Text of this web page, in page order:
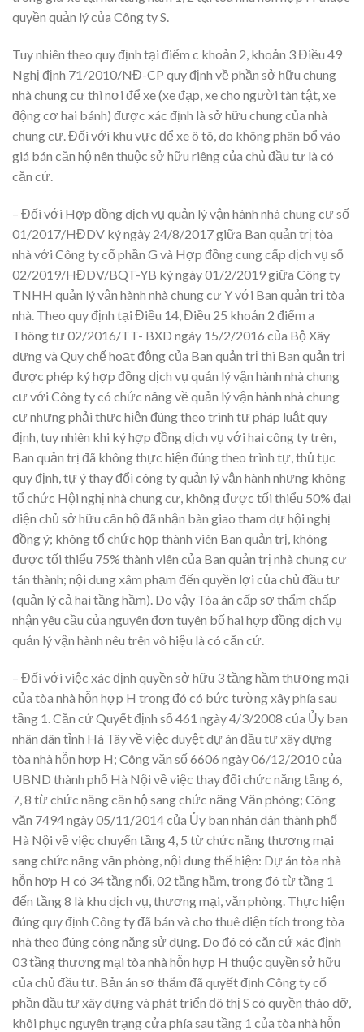
quyền quản lý của Công ty S.
Tuy nhiên theo quy định tại điểm c khoản 2, khoản 3 Điều 49
Nghị định 71/2010/NĐ-CP quy định về phần sở hữu chung
nhà chung cư thì nơi để xe (xe đạp, xe cho người tàn tật, xe
động cơ hai bánh) được xác định là sở hữu chung của nhà
chung cư. Đối với khu vực để xe ô tô, do không phân bổ vào
giá bán căn hộ nên thuộc sở hữu riêng của chủ đầu tư là có
căn cứ.
– Đối với Hợp đồng dịch vụ quản lý vận hành nhà chung cư số
01/2017/HĐDV ký ngày 24/8/2017 giữa Ban quản trị tòa
nhà với Công ty cổ phần G và Hợp đồng cung cấp dịch vụ số
02/2019/HĐDV/BQT-YB ký ngày 01/2/2019 giữa Công ty
TNHH quản lý vận hành nhà chung cư Y với Ban quản trị tòa
nhà. Theo quy định tại Điều 14, Điều 25 khoản 2 điểm a
Thông tư 02/2016/TT- BXD ngày 15/2/2016 của Bộ Xây
dựng và Quy chế hoạt động của Ban quản trị thì Ban quản trị
được phép ký hợp đồng dịch vụ quản lý vận hành nhà chung
cư với Công ty có chức năng về quản lý vận hành nhà chung
cư nhưng phải thực hiện đúng theo trình tự pháp luật quy
định, tuy nhiên khi ký hợp đồng dịch vụ với hai công ty trên,
Ban quản trị đã không thực hiện đúng theo trình tự, thủ tục
quy định, tự ý thay đổi công ty quản lý vận hành nhưng không
tổ chức Hội nghị nhà chung cư, không được tối thiểu 50% đại
diện chủ sở hữu căn hộ đã nhận bàn giao tham dự hội nghị
đồng ý; không tổ chức họp thành viên Ban quản trị, không
được tối thiểu 75% thành viên của Ban quản trị nhà chung cư
tán thành; nội dung xâm phạm đến quyền lợi của chủ đầu tư
(quản lý cả hai tầng hầm). Do vậy Tòa án cấp sơ thẩm chấp
nhận yêu cầu của nguyên đơn tuyên bố hai hợp đồng dịch vụ
quản lý vận hành nêu trên vô hiệu là có căn cứ.
– Đối với việc xác định quyền sở hữu 3 tầng hầm thương mại
của tòa nhà hỗn hợp H trong đó có bức tường xây phía sau
tầng 1. Căn cứ Quyết định số 461 ngày 4/3/2008 của Ủy ban
nhân dân tỉnh Hà Tây về việc duyệt dự án đầu tư xây dựng
tòa nhà hỗn hợp H; Công văn số 6606 ngày 06/12/2010 của
UBND thành phố Hà Nội về việc thay đổi chức năng tầng 6,
7, 8 từ chức năng căn hộ sang chức năng Văn phòng; Công
văn 7494 ngày 05/11/2014 của Ủy ban nhân dân thành phố
Hà Nội về việc chuyển tầng 4, 5 từ chức năng thương mại
sang chức năng văn phòng, nội dung thể hiện: Dự án tòa nhà
hỗn hợp H có 34 tầng nổi, 02 tầng hầm, trong đó từ tầng 1
đến tầng 8 là khu dịch vụ, thương mại, văn phòng. Thực hiện
đúng quy định Công ty đã bán và cho thuê diện tích trong tòa
nhà theo đúng công năng sử dụng. Do đó có căn cứ xác định
03 tầng thương mại tòa nhà hỗn hợp H thuộc quyền sở hữu
của chủ đầu tư. Bản án sơ thẩm đã quyết định Công ty cổ
phần đầu tư xây dựng và phát triển đô thị S có quyền tháo dỡ,
khôi phục nguyên trạng cửa phía sau tầng 1 của tòa nhà hỗn